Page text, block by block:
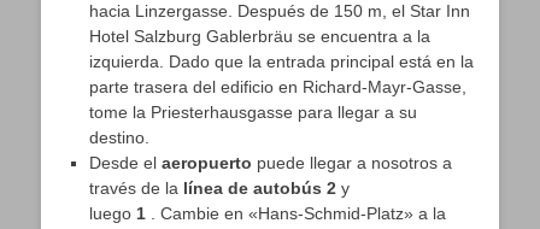
hacia Linzergasse. Después de 150 m, el Star Inn
Hotel Salzburg Gablerbräu se encuentra a la
izquierda. Dado que la entrada principal está en la
parte trasera del edificio en Richard-Mayr-Gasse,
tome la Priesterhausgasse para llegar a su
destino.
Desde el aeropuerto puede llegar a nosotros a
través de la línea de autobús 2 y
luego 1 . Cambie en «Hans-Schmid-Platz» a la